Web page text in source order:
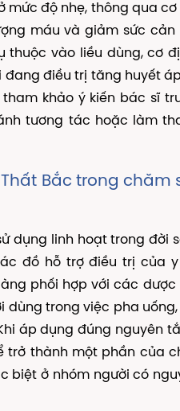
mức độ nhẹ, thông qua
máu và giảm sức cản
thuộc vào liều dùng, cơ
đang điều trị tăng huyết
khảo ý kiến bác sĩ
tương tác hoặc làm
Bắc trong chăm
dụng linh hoạt trong đời
đồ hỗ trợ điều trị của y
phối hợp với các dược
dùng trong việc pha
áp dụng đúng nguyên
trở thành một phần của
biệt ở nhóm người có